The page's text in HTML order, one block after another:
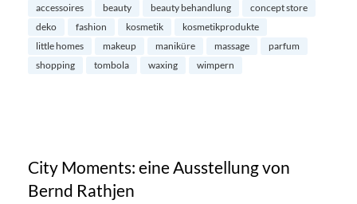
accessoires beauty beauty behandlung
concept store
deko
fashion kosmetik
kosmetikprodukte
little homes
makeup maniküre massage
parfum
shopping
tombola waxing wimpern
City Moments: eine Ausstellung von
Bernd Rathjen